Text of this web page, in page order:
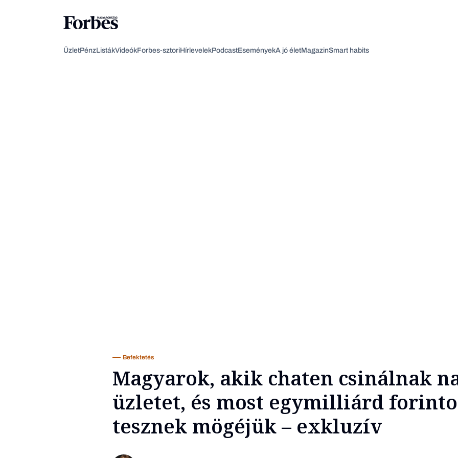
ÜzletPénzListákVideókForbes-sztoriHírlevelekPodcastEseményekA jó életMagazinSmart habits
Befektetés
Magyarok, akik chaten csinálnak
üzletet, és most egymilliárd
tesznek mögéjük – exkluzív